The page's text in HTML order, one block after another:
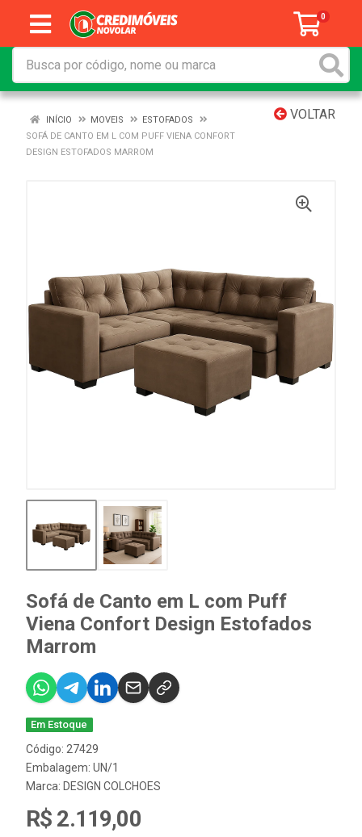
0
VOLTAR
INÍCIO MOVEIS
ESTOFADOS
SOFÁ DE CANTO EM L COM PUFF VIENA CONFORT
DESIGN ESTOFADOS MARROM
Sofá de Canto em L com Puff
Viena Confort Design Estofados
Marrom
Em Estoque
Código: 27429
Embalagem: UN/1
Marca: DESIGN COLCHOES
R$ 2.119,00